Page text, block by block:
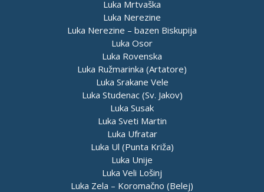
Luka Mrtvaška
Luka Nerezine
Luka Nerezine – bazen Biskupija
Luka Osor
Luka Rovenska
Luka Ružmarinka (Artatore)
Luka Srakane Vele
Luka Studenac (Sv. Jakov)
Luka Susak
Luka Sveti Martin
Luka Ufratar
Luka Ul (Punta Križa)
Luka Unije
Luka Veli Lošinj
Luka Zela – Koromačno (Belej)